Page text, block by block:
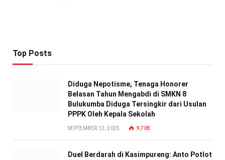
Top Posts
Diduga Nepotisme, Tenaga Honorer
Belasan Tahun Mengabdi di SMKN 8
Bulukumba Diduga Tersingkir dari Usulan
PPPK Oleh Kepala Sekolah
SEPTEMBER 12, 2025 9,705
Duel Berdarah di Kasimpureng: Anto Potlot